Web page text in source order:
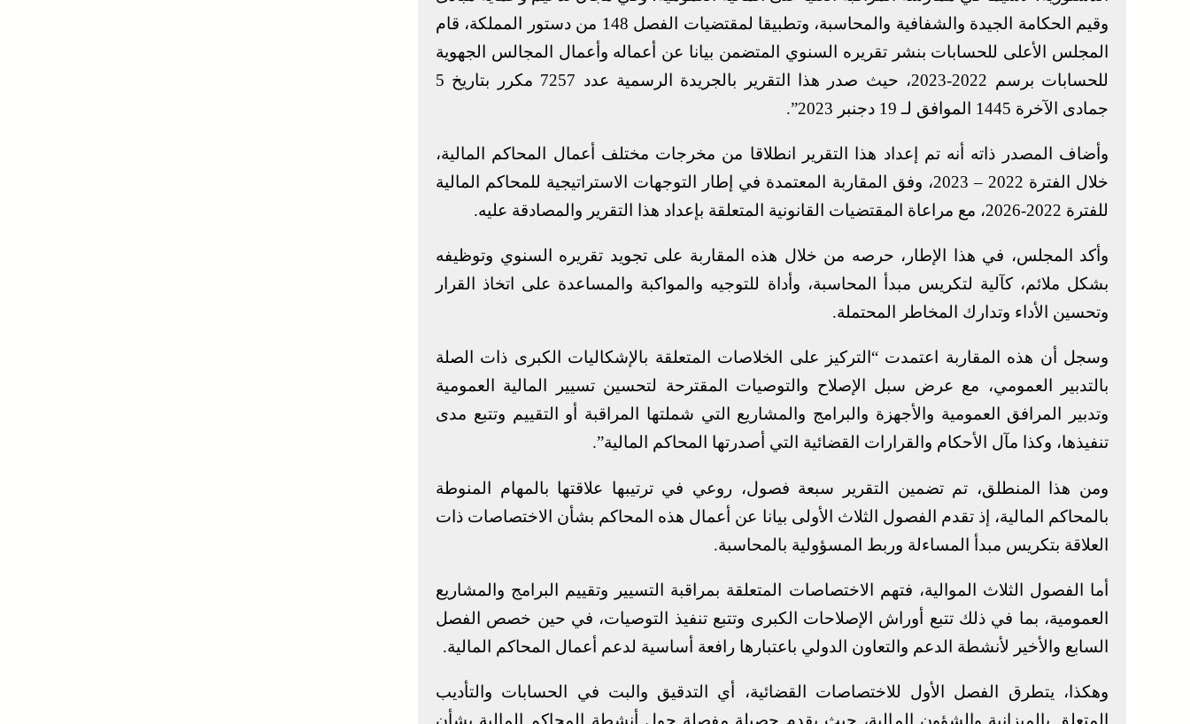
وقيم الحكامة الجيدة والشفافية والمحاسبة، وتطبيقا لمقتضيات الفصل 148 من دستور المملكة، قام
المجلس الأعلى للحسابات بنشر تقريره السنوي المتضمن بيانا عن أعماله وأعمال المجالس الجهوية
للحسابات برسم 2022-2023، حيث صدر هذا التقرير بالجريدة الرسمية عدد 7257 مكرر بتاريخ 5
جمادى الآخرة 1445 الموافق لـ 19 دجنبر 2023”.
وأضاف المصدر ذاته أنه تم إعداد هذا التقرير انطلاقا من مخرجات مختلف أعمال المحاكم المالية،
خلال الفترة 2022 – 2023، وفق المقاربة المعتمدة في إطار التوجهات الاستراتيجية للمحاكم المالية
للفترة 2022-2026، مع مراعاة المقتضيات القانونية المتعلقة بإعداد هذا التقرير والمصادقة عليه.
وأكد المجلس، في هذا الإطار، حرصه من خلال هذه المقاربة على تجويد تقريره السنوي وتوظيفه
بشكل ملائم، كآلية لتكريس مبدأ المحاسبة، وأداة للتوجيه والمواكبة والمساعدة على اتخاذ القرار
وتحسين الأداء وتدارك المخاطر المحتملة.
وسجل أن هذه المقاربة اعتمدت “التركيز على الخلاصات المتعلقة بالإشكاليات الكبرى ذات الصلة
بالتدبير العمومي، مع عرض سبل الإصلاح والتوصيات المقترحة لتحسين تسيير المالية العمومية
وتدبير المرافق العمومية والأجهزة والبرامج والمشاريع التي شملتها المراقبة أو التقييم وتتبع مدى
تنفيذها، وكذا مآل الأحكام والقرارات القضائية التي أصدرتها المحاكم المالية”.
ومن هذا المنطلق، تم تضمين التقرير سبعة فصول، روعي في ترتيبها علاقتها بالمهام المنوطة
بالمحاكم المالية، إذ تقدم الفصول الثلاث الأولى بيانا عن أعمال هذه المحاكم بشأن الاختصاصات ذات
العلاقة بتكريس مبدأ المساءلة وربط المسؤولية بالمحاسبة.
أما الفصول الثلاث الموالية، فتهم الاختصاصات المتعلقة بمراقبة التسيير وتقييم البرامج والمشاريع
العمومية، بما في ذلك تتبع أوراش الإصلاحات الكبرى وتتبع تنفيذ التوصيات، في حين خصص الفصل
السابع والأخير لأنشطة الدعم والتعاون الدولي باعتبارها رافعة أساسية لدعم أعمال المحاكم المالية.
وهكذا، يتطرق الفصل الأول للاختصاصات القضائية، أي التدقيق والبت في الحسابات والتأديب
المتعلق بالميزانية والشؤون المالية، حيث يقدم حصيلة مفصلة حول أنشطة المحاكم المالية بشأن